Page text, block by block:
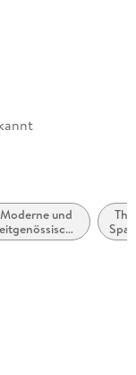
Moderne und
Belletristik: